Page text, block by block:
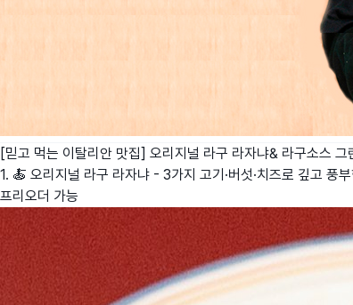
[믿고 먹는 이탈리안 맛집] 오리지널 라구 라자냐& 라구소스 그
1. 🍝 오리지널 라구 라자냐 - 3가지 고기·버섯·치즈로 깊고
프리오더 가능